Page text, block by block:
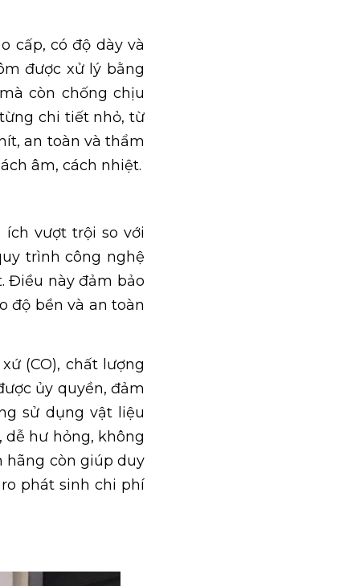
cấp, có độ dày và
được xử lý bằng
còn chống chịu
chi tiết nhỏ, từ
an toàn và thẩm
âm, cách nhiệt.
vượt trội so với
trình công nghệ
Điều này đảm bảo
độ bền và an toàn
(CO), chất lượng
ủy quyền, đảm
sử dụng vật liệu
hư hỏng, không
hãng còn giúp duy
phát sinh chi phí